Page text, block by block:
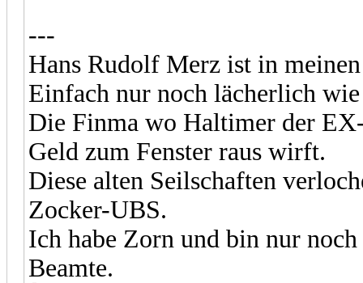
---
Hans Rudolf Merz ist in
Einfach nur noch lächerlich
Die Finma wo Haltimer der
Geld zum Fenster raus wirft.
Diese alten Seilschaften
Zocker-UBS.
Ich habe Zorn und bin nur
Beamte.